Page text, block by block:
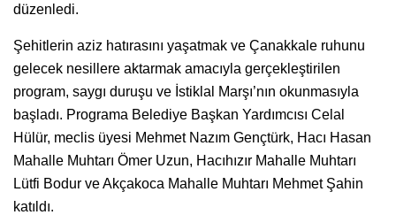
düzenledi.
Şehitlerin aziz hatırasını yaşatmak ve Çanakkale ruhunu
gelecek nesillere aktarmak amacıyla gerçekleştirilen
program, saygı duruşu ve İstiklal Marşı’nın okunmasıyla
başladı. Programa Belediye Başkan Yardımcısı Celal
Hülür, meclis üyesi Mehmet Nazım Gençtürk, Hacı Hasan
Mahalle Muhtarı Ömer Uzun, Hacıhızır Mahalle Muhtarı
Lütfi Bodur ve Akçakoca Mahalle Muhtarı Mehmet Şahin
katıldı.